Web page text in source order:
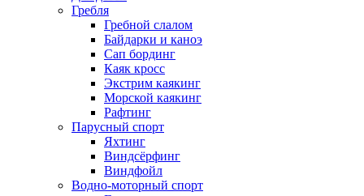
Гребля
Гребной слалом
Байдарки и каноэ
Сап бординг
Каяк кросс
Экстрим каякинг
Морской каякинг
Рафтинг
Парусный спорт
Яхтинг
Виндсёрфинг
Виндфойл
Водно-моторный спорт